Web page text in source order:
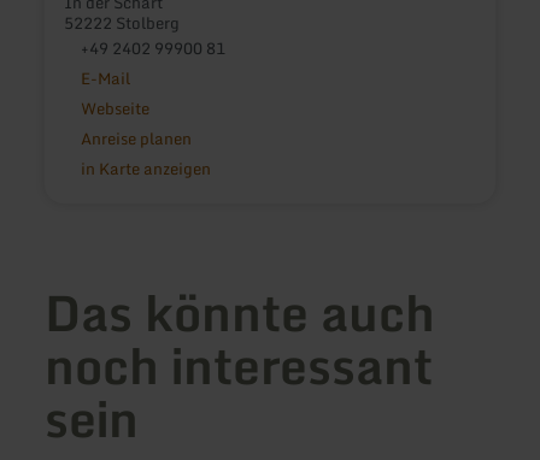
52222 Stolberg
+49 2402 99900 81
E-Mail
Webseite
Anreise planen
in Karte anzeigen
Das könnte auch
noch interessant
sein